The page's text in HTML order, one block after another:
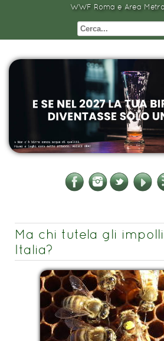
WWF Roma e Area
Ma chi tutela gli
Italia?